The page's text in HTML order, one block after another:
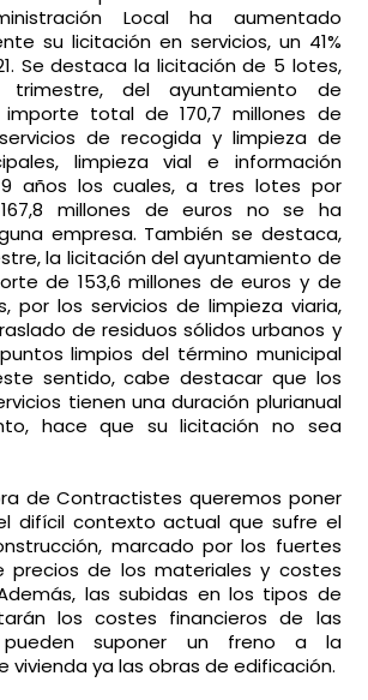
Local ha aumentado
su licitación en servicios, un 41%
Se destaca la licitación de 5 lotes,
del ayuntamiento de
importe total de 170,7 millones de
de recogida y limpieza de
limpieza vial e información
años los cuales, a tres lotes por
millones de euros no se ha
empresa. También se destaca,
la licitación del ayuntamiento de
de 153,6 millones de euros y de
por los servicios de limpieza viaria,
de residuos sólidos urbanos y
limpios del término municipal
sentido, cabe destacar que los
tienen una duración plurianual
hace que su licitación no sea
de Contractistes queremos poner
difícil contexto actual que sufre el
marcado por los fuertes
precios de los materiales y costes
las subidas en los tipos de
los costes financieros de las
pueden suponer un freno a la
vivienda ya las obras de edificación.